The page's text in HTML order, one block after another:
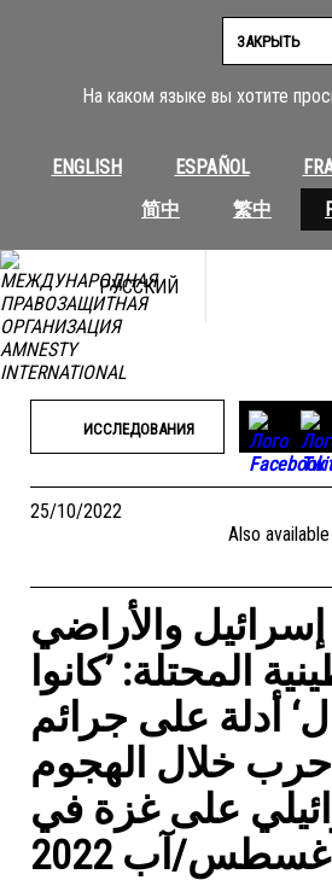
На каком языке вы хотите
ENGLISH ESPAÑOL
简中
繁中
ЗАКРЫТЬ
РУССКИЙ
ИССЛЕДОВАНИЯ
25/10/2022
Also
إسرائيل والأراضي
المحتلة: ’كانوا
أدلة على جرائم
حرب خلال الهجوم
على غزة في
أغسطس/آب 2022